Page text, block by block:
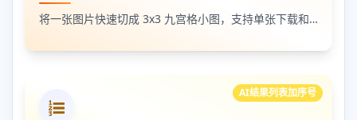
将一张图片快速切成 3x3 九宫格小图，支持单张下载和 ZIP 打包下载
AI结果列表加序号